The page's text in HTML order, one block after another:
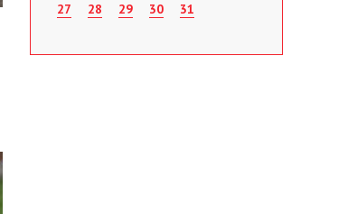
27 28 29 30 31